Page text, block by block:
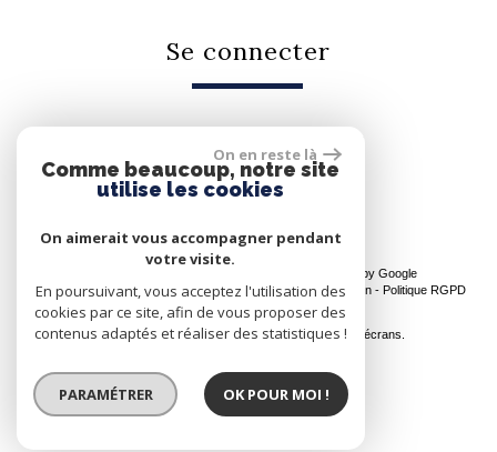
se connecter
Espace propriétaire
© 2026 | Tous droits réservés | Traduction powered by Google
Plan du site-Mentions légales-Nos honoraires-Liens-Admin- Politique RGPD
Site internet compatible multi-supports,
un seul site adaptable à tous les types d'écrans.
On en reste là
Comme beaucoup, notre site
utilise les cookies
On aimerait vous accompagner pendant
votre visite.
En poursuivant, vous acceptez l'utilisation des
cookies par ce site, afin de vous proposer des
contenus adaptés et réaliser des statistiques !
PARAMÉTRER OK POUR MOI !